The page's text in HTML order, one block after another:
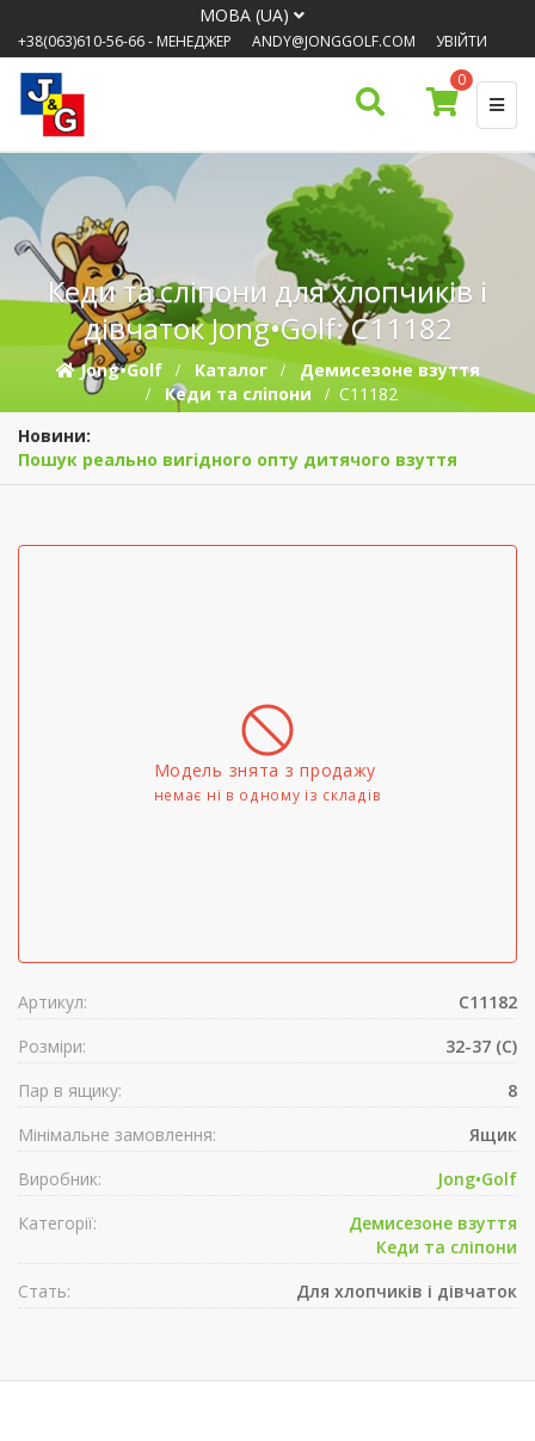
МОВА (UA)
+38(063)610-56-66- МЕНЕДЖЕР ANDY@JONGGOLF.COM
УВІЙТИ
0
Кеди та сліпони для хлопчиків і
дівчаток Jong•Golf: C11182
Jong•Golf Каталог
Демисезонe взуття
Кеди та сліпони
C11182
Новини:
Пошук реально вигідного опту дитячого взуття
Модель знята з продажу
немає ні в одному iз складів
Артикул:
C11182
Розміри:
32-37 (C)
Пар в ящику:
8
Мінімальне замовлення:
Ящик
Виробник:
Jong•Golf
Категорії:
Демисезонe взуття
Кеди та сліпони
Стать:
Для хлопчиків і дівчаток